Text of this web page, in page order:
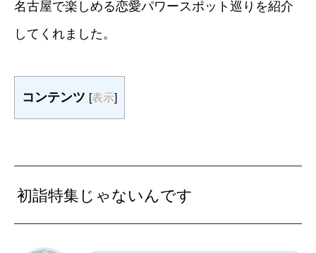
名古屋で楽しめる恋愛パワースポット巡りを紹介
してくれました。
コンテンツ [表示]
初詣特集じゃないんです